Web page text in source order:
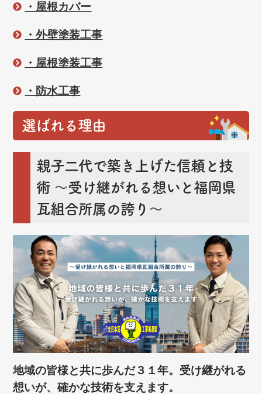
・屋根カバー
・外壁塗装工事
・屋根塗装工事
・防水工事
選ばれる理由
親子二代で築き上げた信頼と技
術 ～受け継がれる想いと福岡県
瓦組合所属の誇り～
地域の皆様と共に歩んだ３１年。受け継がれる
想いが、確かな技術を支えます。